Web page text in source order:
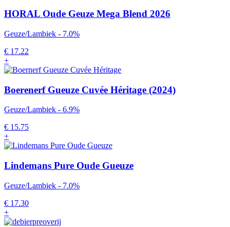
HORAL Oude Geuze Mega Blend 2026
Geuze/Lambiek - 7.0%
€ 17.22
+
Boerenerf Gueuze Cuvée Héritage (2024)
Geuze/Lambiek - 6.9%
€ 15.75
+
Lindemans Pure Oude Gueuze
Geuze/Lambiek - 7.0%
€ 17.30
+